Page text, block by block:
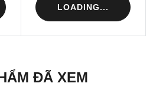
LOADING...
ĐÃ XEM